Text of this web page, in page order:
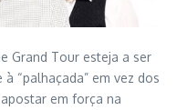
Grand Tour esteja a ser
“palhaçada” em vez dos
em força na